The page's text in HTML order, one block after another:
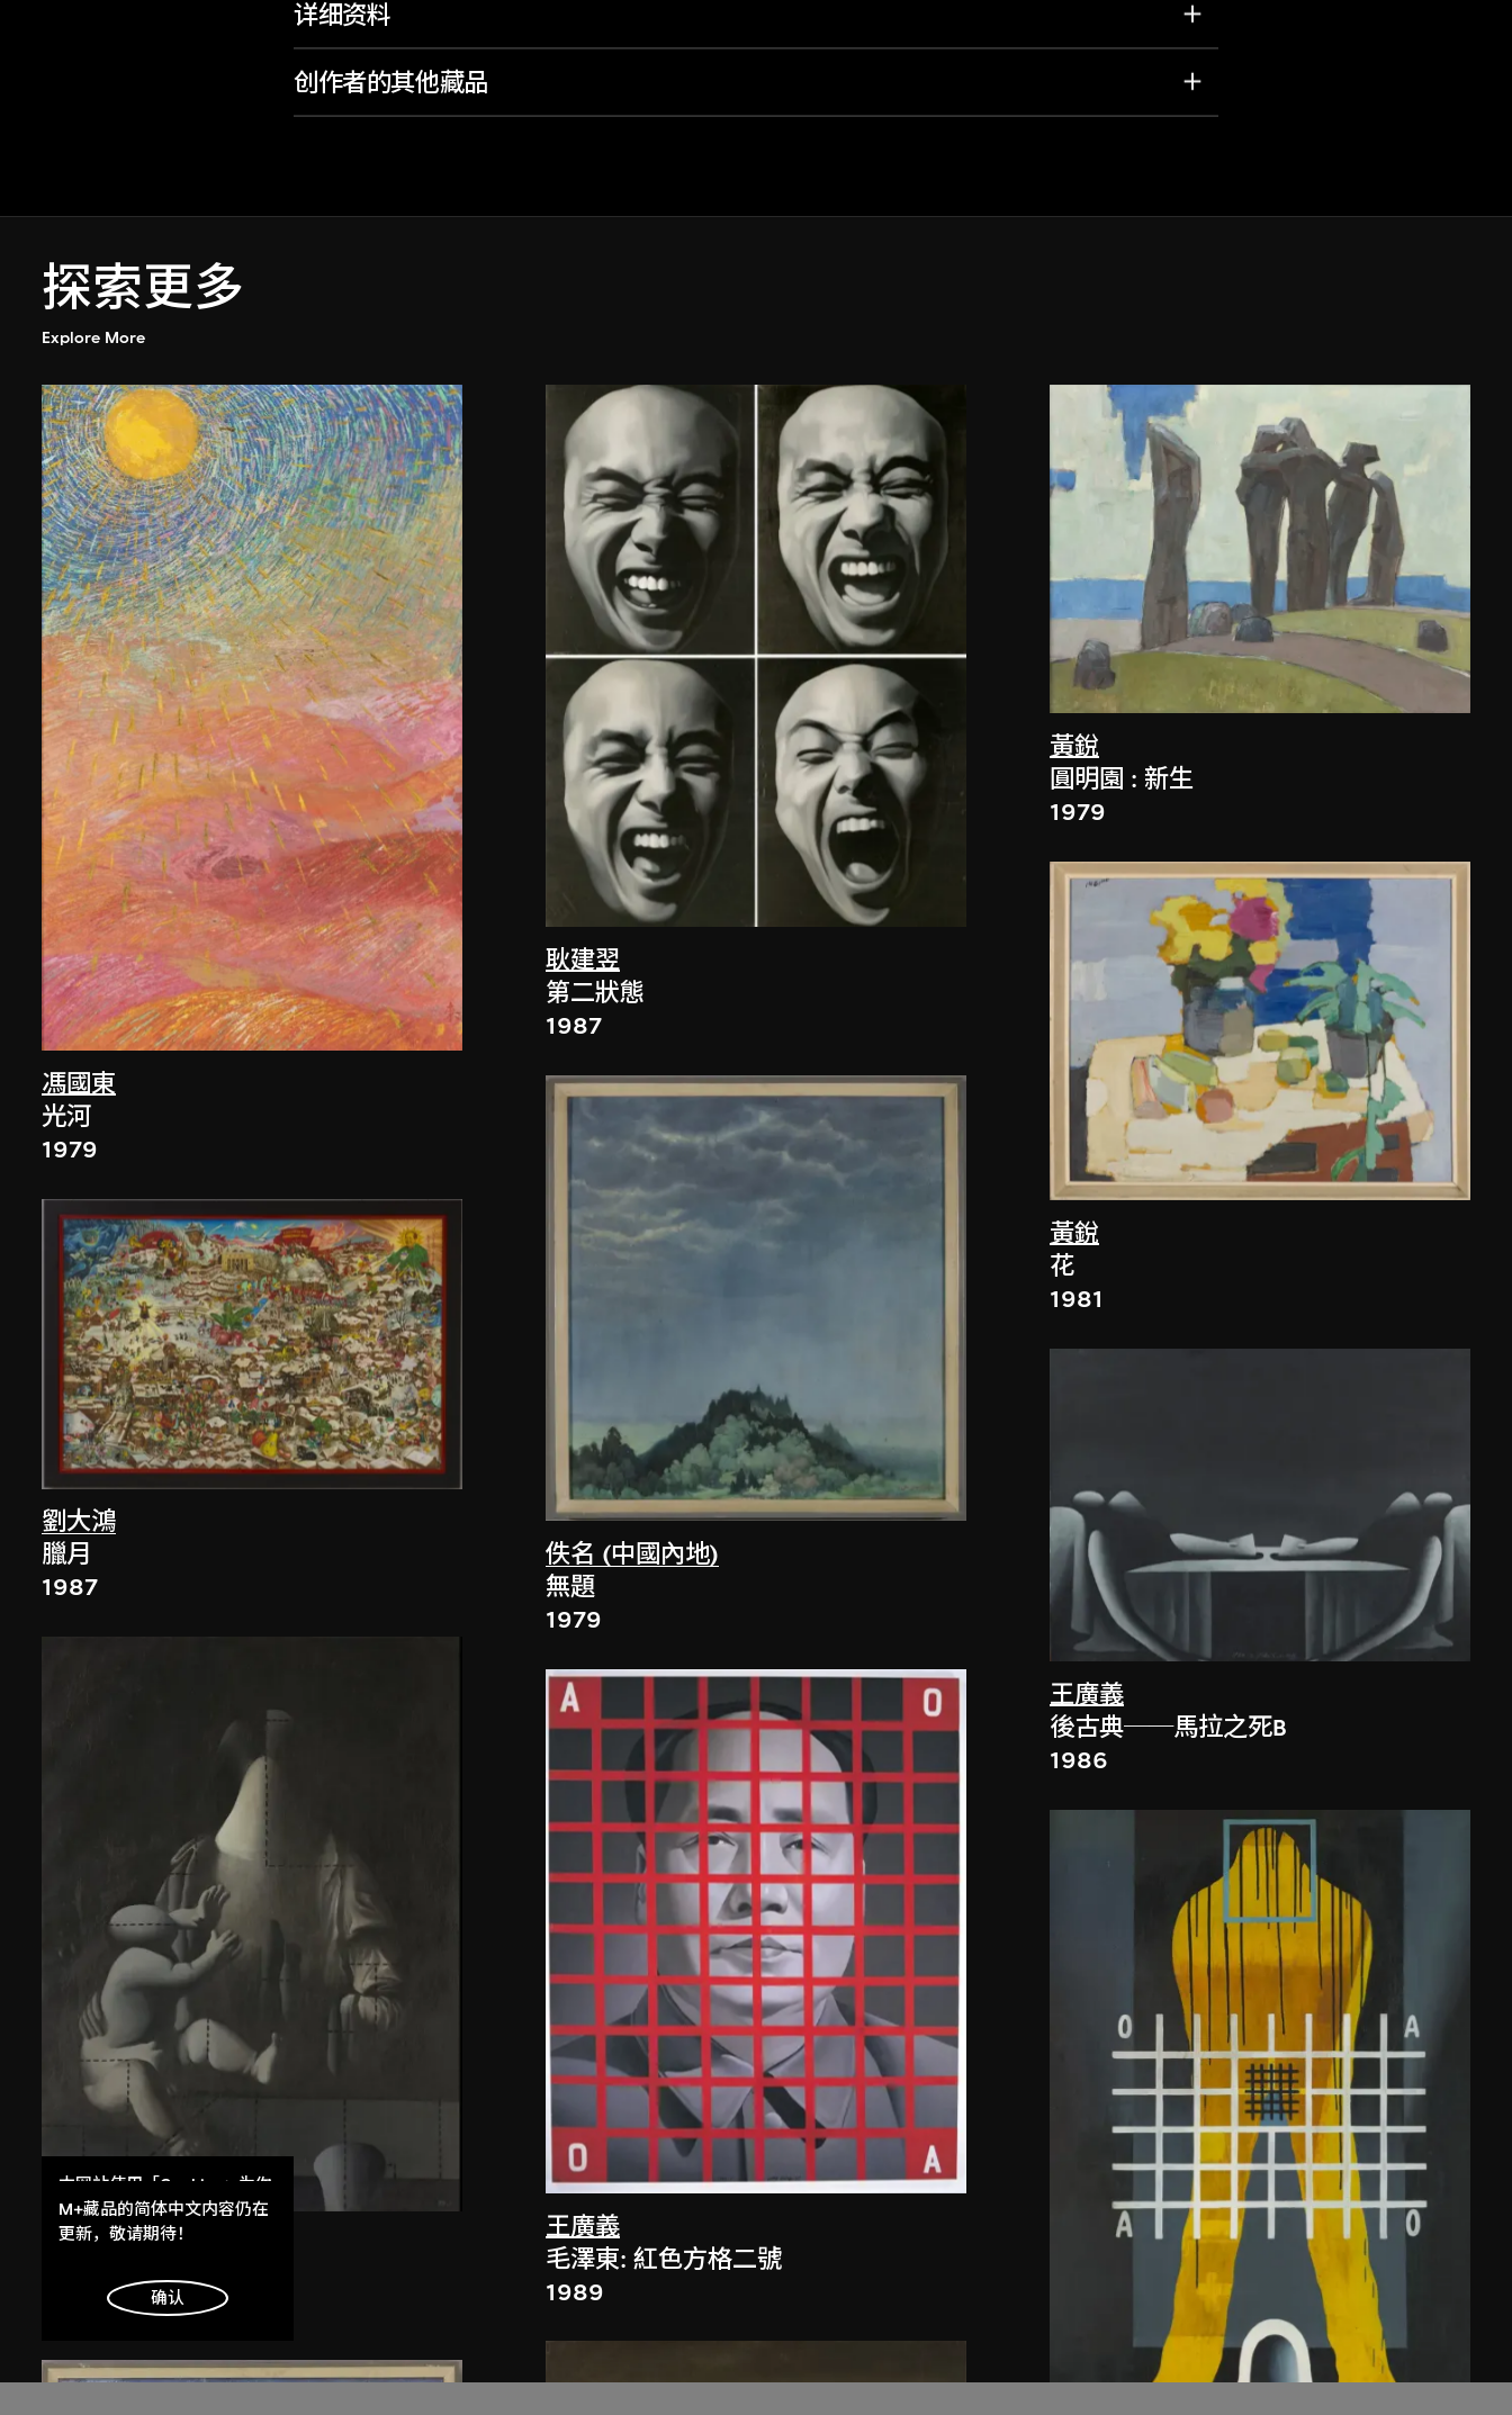
详细资料
创作者的其他藏品
探索更多
Explore More
馮國東
光河
1979
劉大鴻
臘月
1987
王廣義
後古典──聖母子
耿建翌
第二狀態
1987
佚名 (中國內地)
無題
1979
王廣義
毛澤東: 紅色方格二號
1989
黃銳
圓明園 : 新生
1979
黃銳
花
1981
王廣義
後古典──馬拉之死B
1986
本网站使用「Cookies」为你
提供最好的网站体验。
了解更多
明白
M+藏品的简体中文内容仍在
更新，敬请期待！
确认